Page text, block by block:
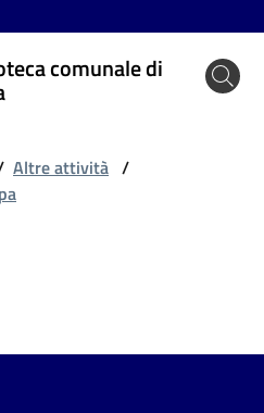
comunale di
Altre attività /